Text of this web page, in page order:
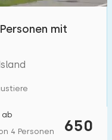
mit
650
ab
4 Personen